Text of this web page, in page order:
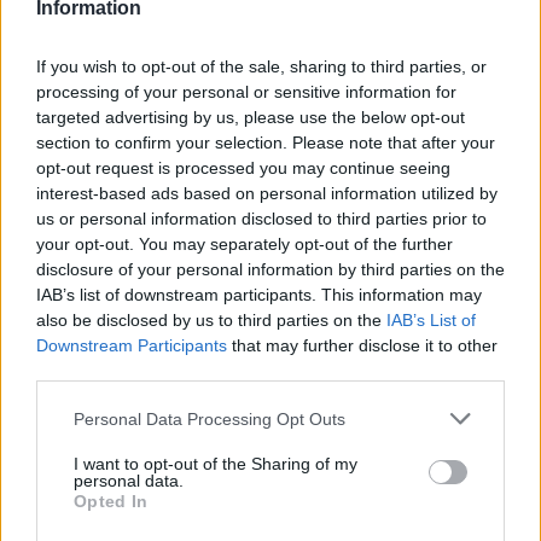
Information
If you wish to opt-out of the sale, sharing to third parties, or
processing of your personal or sensitive information for
targeted advertising by us, please use the below opt-out
section to confirm your selection. Please note that after your
opt-out request is processed you may continue seeing
interest-based ads based on personal information utilized by
us or personal information disclosed to third parties prior to
your opt-out. You may separately opt-out of the further
disclosure of your personal information by third parties on the
IAB’s list of downstream participants. This information may
also be disclosed by us to third parties on the IAB’s List of
Downstream Participants that may further disclose it to other
Please note that this website/app uses one or more Google
not limited to your visit or usage behaviour. You may click to
grant or deny consent to Google and its third-party tags to
use your data for below specified purposes in below Google
Personal Data Processing Opt Outs
I want to opt-out of the Sharing of my
personal data.
Opted In
De Lunes a Viernes de 10 a 19
Destinos: Viajar sólo en grupo
África
América
Asia
Europa
Oceanía
Viajes en grupo del momento
Viajes a Corea del Sur
Viajes a Filipinas
Viajes a Japón
Viajes a México (Día de los Muertos)